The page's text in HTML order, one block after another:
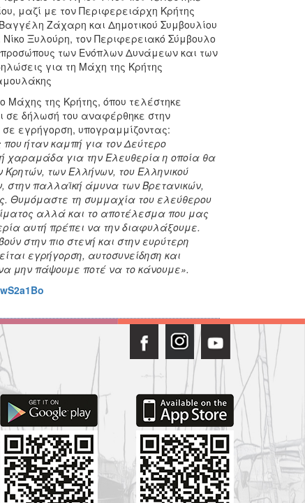
μαζί με τον Περιφερειάρχη Κρήτης
Ζάχαρη και Δημοτικού Συμβουλίου
Ξυλούρη, τον Περιφερειακό Σύμβουλο
των Ενόπλων Δυνάμεων και των
για τη Μάχη της Κρήτης
Μάχης της Κρήτης, όπου τελέστηκε
σε δήλωσή του αναφέρθηκε στην
εγρήγορση, υπογραμμίζοντας:
ήταν καμπή για τον Δεύτερο
χαραμάδα για την Ελευθερία η οποία θα
των Ελλήνων, του Ελληνικού
στην παλλαϊκή άμυνα των Βρετανικών,
Θυμόμαστε τη συμμαχία του ελεύθερου
αλλά και το αποτέλεσμα που μας
αυτή πρέπει να την διαφυλάξουμε.
στην πιο στενή και στην ευρύτερη
εγρήγορση, αυτοσυνείδηση και
μην πάψουμε ποτέ να το κάνουμε».